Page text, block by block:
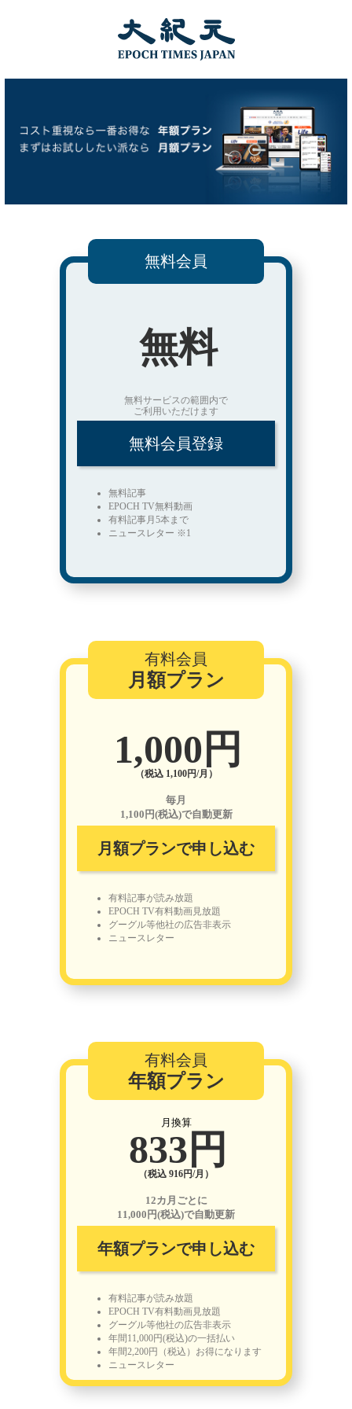
無料会員
無料
無料サービスの範囲内で
ご利用いただけます
無料会員登録
無料記事
EPOCH TV無料動画
有料記事月5本まで
ニュースレター ※1
有料会員
月額プラン
1,000円
（税込 1,100円/月）
毎月
1,100円(税込)で自動更新
月額プランで申し込む
有料記事が読み放題
EPOCH TV有料動画見放題
グーグル等他社の広告非表示
ニュースレター
有料会員
年額プラン
月換算
833円
（税込 916円/月）
12カ月ごとに
11,000円(税込)で自動更新
年額プランで申し込む
有料記事が読み放題
EPOCH TV有料動画見放題
グーグル等他社の広告非表示
年間11,000円(税込)の一括払い
年間2,200円（税込）お得になります
ニュースレター